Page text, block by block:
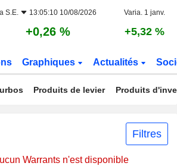
S.E. 13:05:10 10/08/2026 Varia. 1 janv.
+0,26 % +5,32 %
Graphiques Actualités
Produits de levier Produits
Filtres
Warrants n'est disponible